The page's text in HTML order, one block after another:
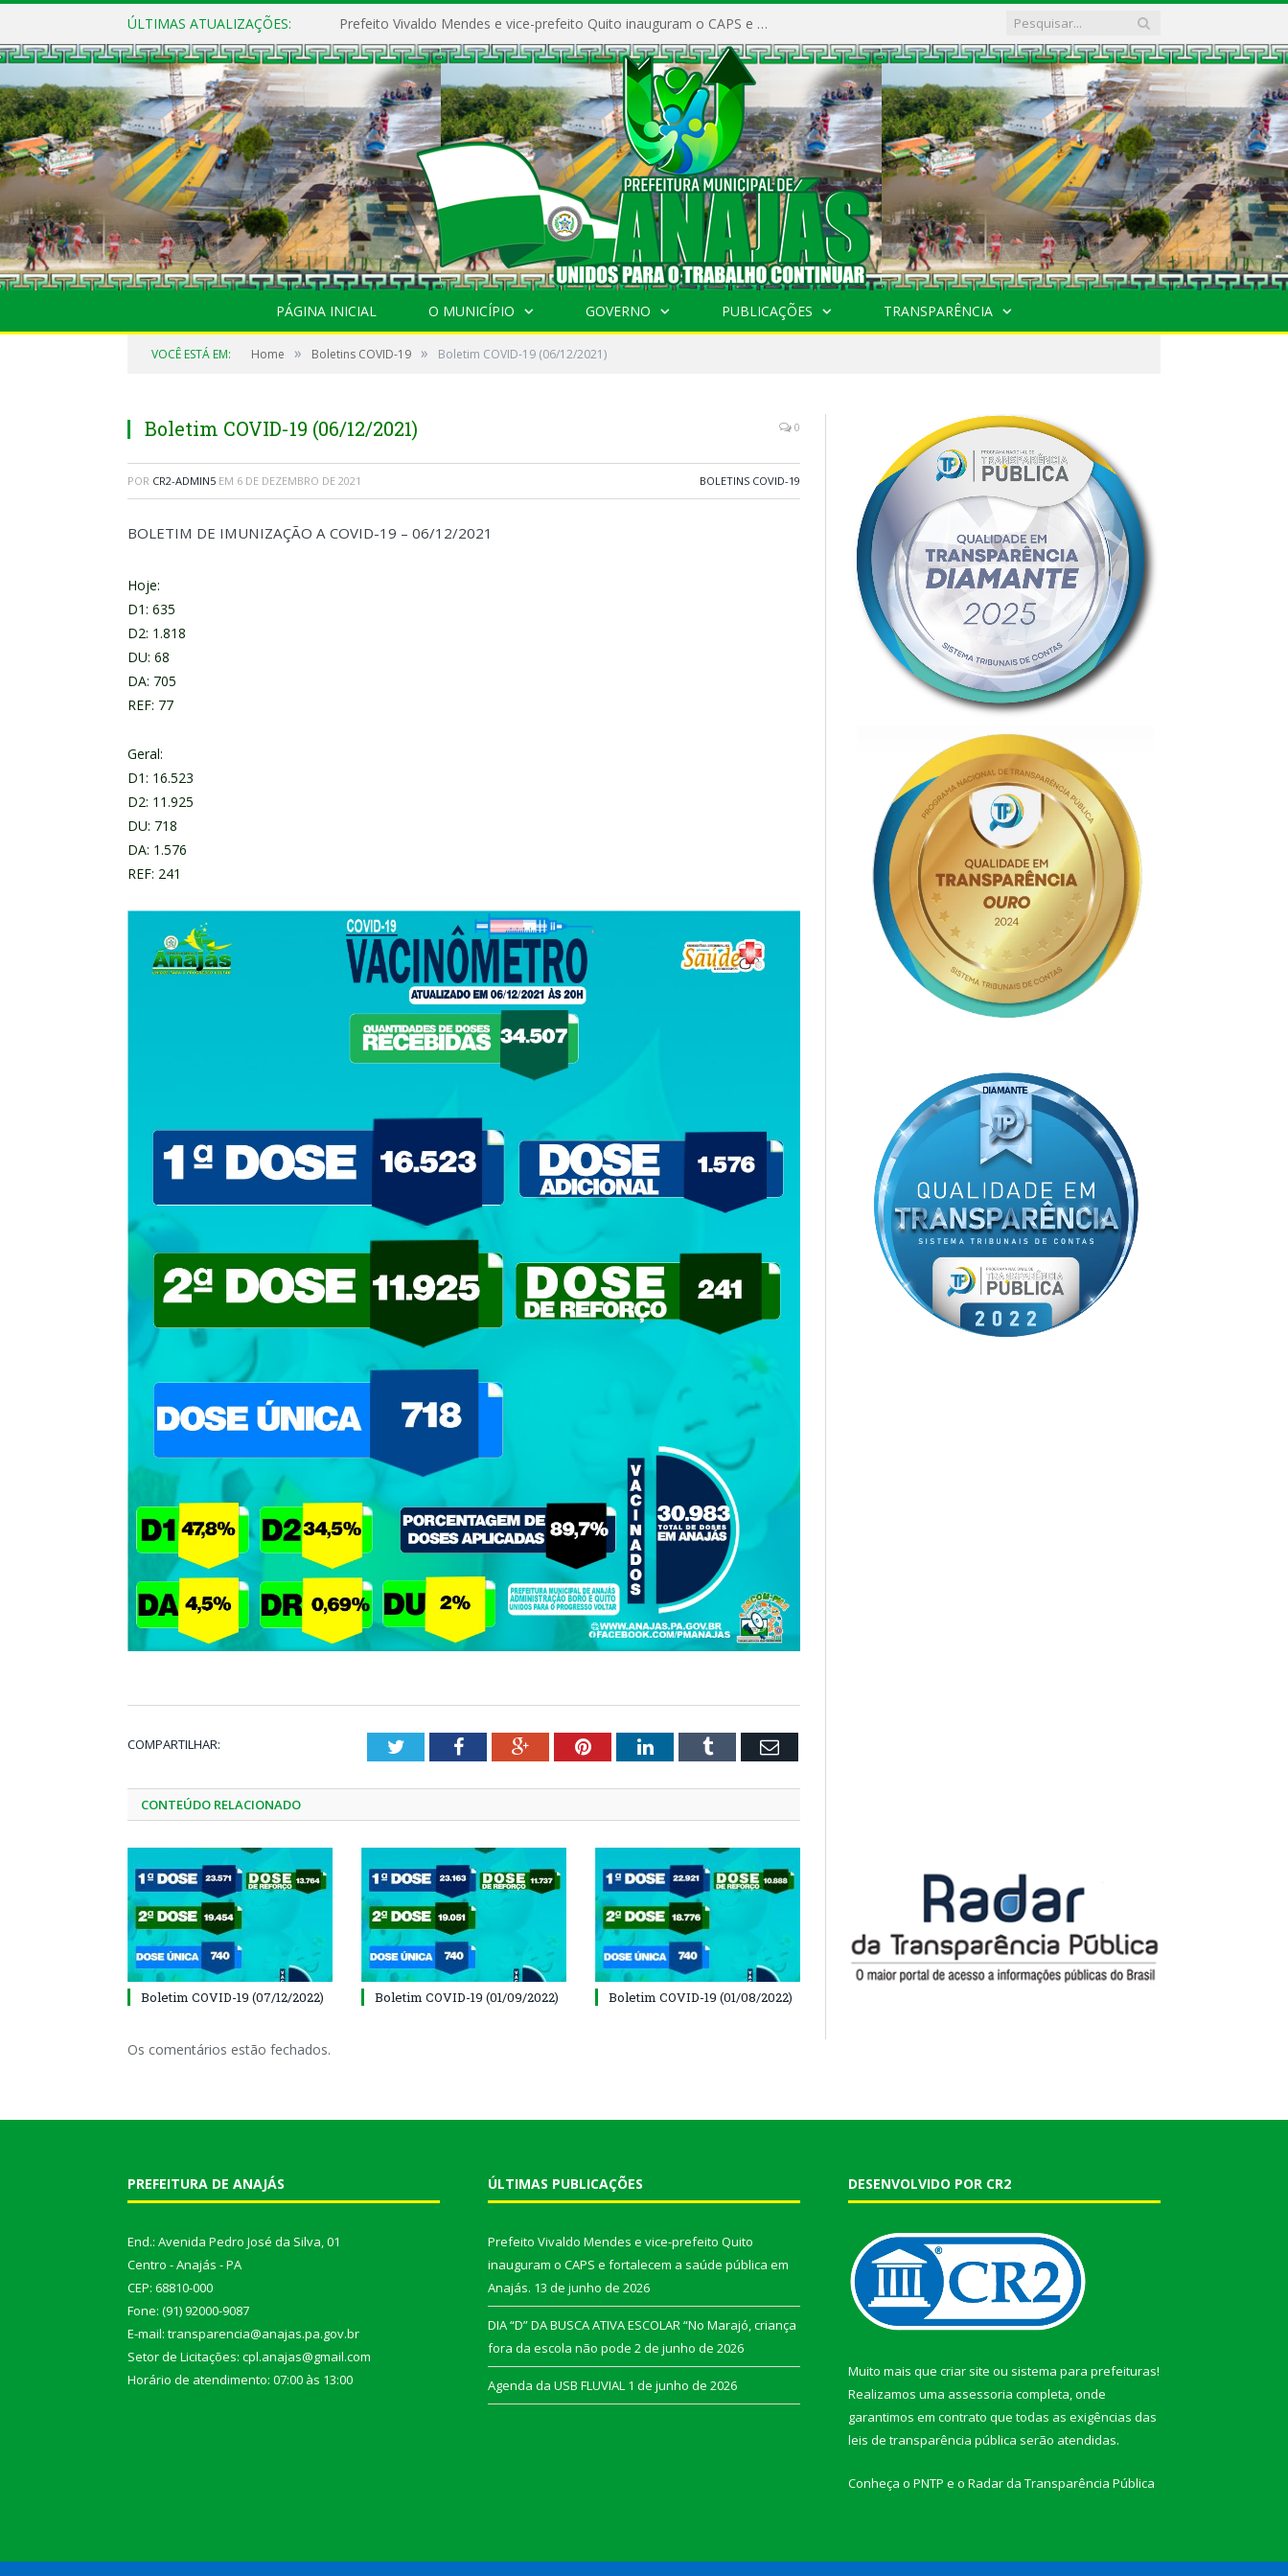
ÚLTIMAS ATUALIZAÇÕES: Prefeito Vivaldo Mendes e vice-prefeito Quito inauguram o CAPS e fortalecem a saúde pública em Anajás.
PÁGINA INICIAL O MUNICÍPIO GOVERNO PUBLICAÇÕES TRANSPARÊNCIA
VOCÊ ESTÁ EM: Home » Boletins COVID-19 » Boletim COVID-19 (06/12/2021)
Boletim COVID-19 (06/12/2021) 0
POR CR2-ADMIN5 EM 6 DE DEZEMBRO DE 2021 BOLETINS COVID-19
BOLETIM DE IMUNIZAÇÃO A COVID-19 – 06/12/2021
Hoje:
D1: 635
D2: 1.818
DU: 68
DA: 705
REF: 77
Geral:
D1: 16.523
D2: 11.925
DU: 718
DA: 1.576
REF: 241
COMPARTILHAR: TwitterFacebookGoogle+PinterestLinkedInTumblr Email
CONTEÚDO RELACIONADO
Boletim COVID-19 (07/12/2022) Boletim COVID-19 (01/09/2022) Boletim COVID-19 (01/08/2022)
Os comentários estão fechados.
PREFEITURA DE ANAJÁS
End.: Avenida Pedro José da Silva, 01
Centro - Anajás - PA
CEP: 68810-000
Fone: (91) 92000-9087
E-mail: transparencia@anajas.pa.gov.br
Setor de Licitações: cpl.anajas@gmail.com
Horário de atendimento: 07:00 às 13:00
ÚLTIMAS PUBLICAÇÕES
Prefeito Vivaldo Mendes e vice-prefeito Quito
inauguram o CAPS e fortalecem a saúde pública em
Anajás. 13 de junho de 2026
DIA “D” DA BUSCA ATIVA ESCOLAR “No Marajó, criança
fora da escola não pode 2 de junho de 2026
Agenda da USB FLUVIAL 1 de junho de 2026
DESENVOLVIDO POR CR2
Muito mais que criar site ou sistema para prefeituras!
Realizamos uma assessoria completa, onde
garantimos em contrato que todas as exigências das
leis de transparência pública serão atendidas.
Conheça o PNTP e o Radar da Transparência Pública